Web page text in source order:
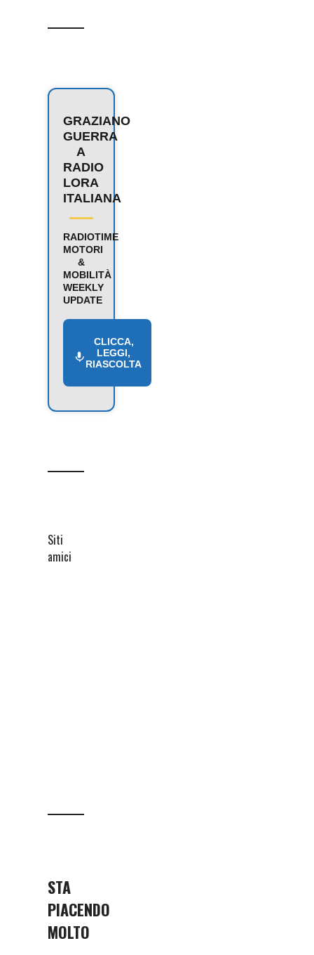
GRAZIANO
GUERRA
A
RADIO
LORA
ITALIANA
RADIOTIME
MOTORI
&
MOBILITÀ
WEEKLY
UPDATE
CLICCA,
LEGGI,
RIASCOLTA
Siti
amici
STA
PIACENDO
MOLTO